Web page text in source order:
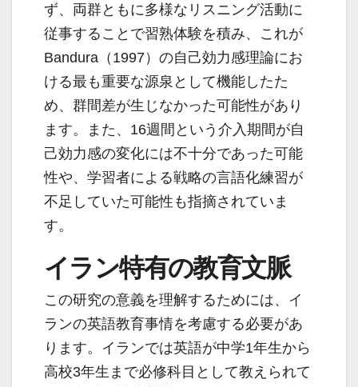
ず、両群ともに多様なリスニング活動に
従事することで習熟体験を積み、これが
Bandura（1997）の自己効力感理論にお
ける最も重要な源泉として機能したた
め、群間差が生じなかった可能性があり
ます。また、16週間という介入期間が自
己効力感の変化には不十分であった可能
性や、学習者による戦略の言語化練習が
不足していた可能性も指摘されていま
す。
イラン特有の教育文脈
この研究の意義を理解するためには、イ
ランの英語教育事情を考慮する必要があ
ります。イランでは英語が中学1年生から
高校3年生まで必修科目として教えられて